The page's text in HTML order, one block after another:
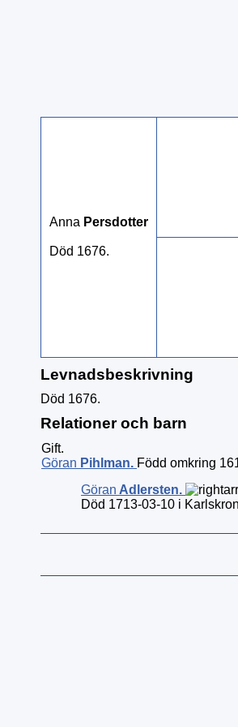
Anna Persdotter
Död 1676.
Levnadsbeskrivning
Död 1676.
Relationer och barn
Gift.
Göran Pihlman. Född omkring
Göran Adlersten.
Död 1713-03-10 i